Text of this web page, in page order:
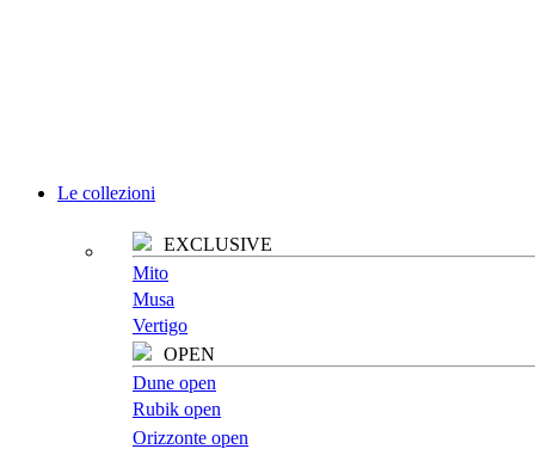
Le collezioni
EXCLUSIVE
Mito
Musa
Vertigo
OPEN
Dune open
Rubik open
Orizzonte open